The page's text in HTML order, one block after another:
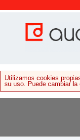
Utilizamos cookies
su uso. Puede cambiar